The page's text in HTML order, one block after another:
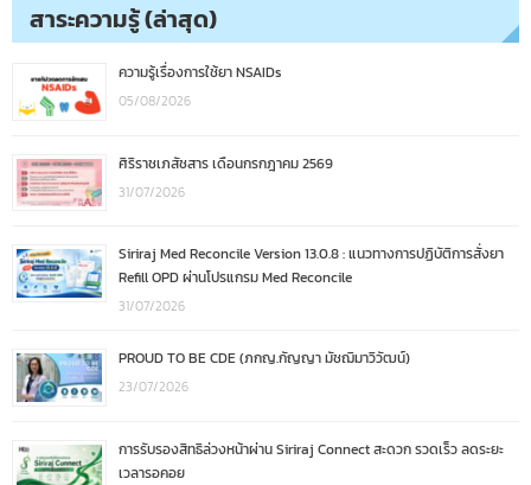
สาระความรู้ (ล่าสุด)
ความรู้เรื่องการใช้ยา NSAIDs
05/08/2026
ศิริราชเภสัชสาร เดือนกรกฎาคม 2569
31/07/2026
Siriraj Med Reconcile Version 13.0.8 : แนวทางการปฏิบัติการสั่งยา
Refill OPD ผ่านโปรแกรม Med Reconcile
31/07/2026
PROUD TO BE CDE (ภกญ.กัญญา มัชฌิมาวิวัฒน์)
23/07/2026
การรับรองสิทธิล่วงหน้าผ่าน Siriraj Connect สะดวก รวดเร็ว ลดระยะ
เวลารอคอย